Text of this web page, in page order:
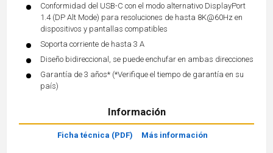
Conformidad del USB-C con el modo alternativo DisplayPort
1.4 (DP Alt Mode) para resoluciones de hasta 8K@60Hz en
dispositivos y pantallas compatibles
Soporta corriente de hasta 3 A
Diseño bidireccional, se puede enchufar en ambas direcciones
Garantía de 3 años* (*Verifique el tiempo de garantía en su
país)
Información
Ficha técnica (PDF) Más información